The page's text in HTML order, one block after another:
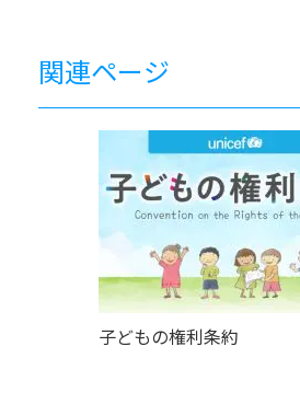
関連ページ
子どもの権利条約